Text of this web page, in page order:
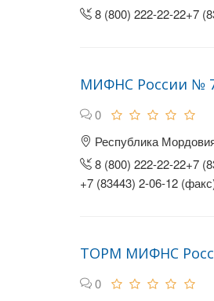
8 (800) 222-22-22+7
МИФНС России №
0
Республика
8 (800) 222-22-22+7
+7 (83443) 2-06-12
ТОРМ МИФНС
0